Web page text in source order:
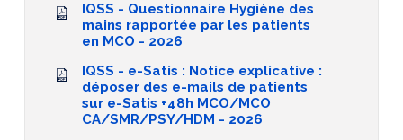
IQSS - Questionnaire Hygiène des
mains rapportée par les patients
en MCO - 2026
IQSS - e-Satis : Notice explicative :
déposer des e-mails de patients
sur e-Satis +48h MCO/MCO
CA/SMR/PSY/HDM - 2026